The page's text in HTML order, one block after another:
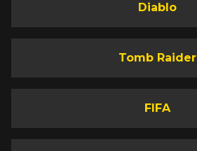
Diablo
Tomb Raider
FIFA